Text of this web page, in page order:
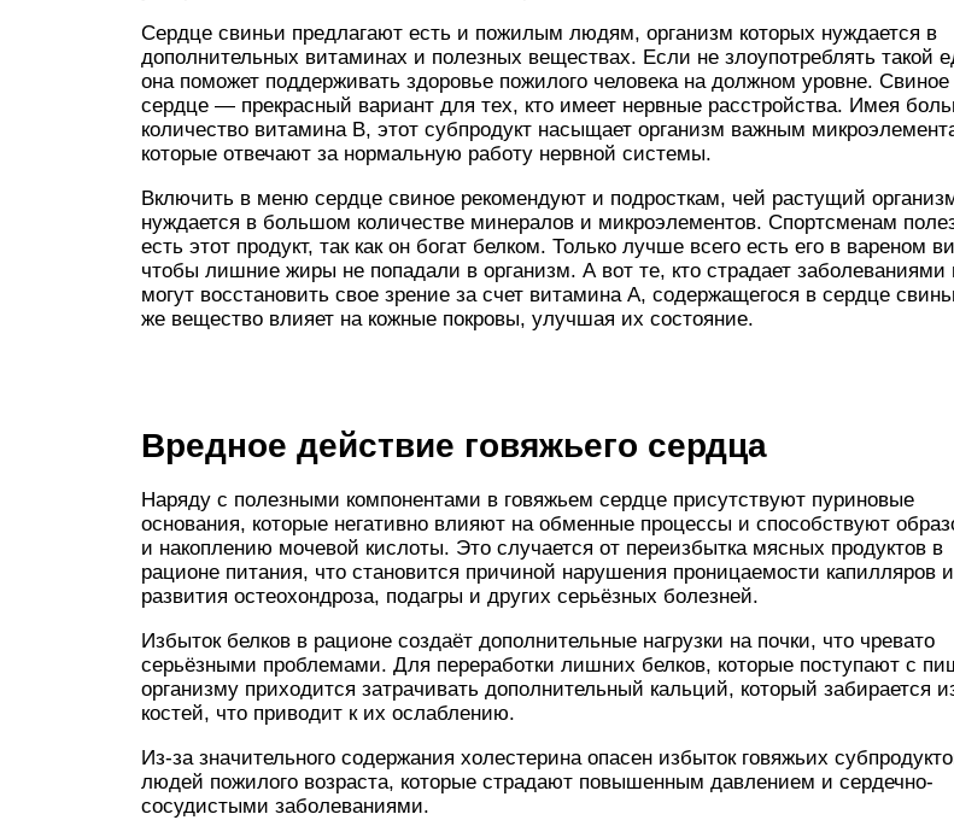
Сердце свиньи предлагают есть и пожилым людям, организм которых нуждается в
дополнительных витаминах и полезных веществах. Если не злоупотреблять такой
она поможет поддерживать здоровье пожилого человека на должном уровне. Свиное
сердце — прекрасный вариант для тех, кто имеет нервные расстройства. Имея
количество витамина В, этот субпродукт насыщает организм важным
которые отвечают за нормальную работу нервной системы.
Включить в меню сердце свиное рекомендуют и подросткам, чей растущий
нуждается в большом количестве минералов и микроэлементов. Спортсменам
есть этот продукт, так как он богат белком. Только лучше всего есть его в вареном
чтобы лишние жиры не попадали в организм. А вот те, кто страдает заболеваниями
могут восстановить свое зрение за счет витамина А, содержащегося в сердце
же вещество влияет на кожные покровы, улучшая их состояние.
Вредное действие говяжьего сердца
Наряду с полезными компонентами в говяжьем сердце присутствуют пуриновые
основания, которые негативно влияют на обменные процессы и способствуют
и накоплению мочевой кислоты. Это случается от переизбытка мясных продуктов в
рационе питания, что становится причиной нарушения проницаемости капилляров и
развития остеохондроза, подагры и других серьёзных болезней.
Избыток белков в рационе создаёт дополнительные нагрузки на почки, что чревато
серьёзными проблемами. Для переработки лишних белков, которые поступают с
организму приходится затрачивать дополнительный кальций, который забирается
костей, что приводит к их ослаблению.
Из-за значительного содержания холестерина опасен избыток говяжьих
людей пожилого возраста, которые страдают повышенным давлением и сердечно-
сосудистыми заболеваниями.